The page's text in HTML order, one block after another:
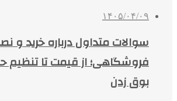
۱۴۰۵/۰۴/۰۹
سوالات متداول درباره خرید و
فروشگاهی؛ از قیمت تا
بوق زدن